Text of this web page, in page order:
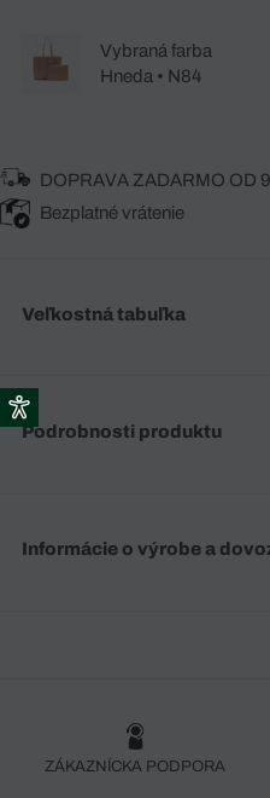
Vybraná farba
Hneda • N84
DOPRAVA ZADARMO OD
Bezplatné vrátenie
Veľkostná tabuľka
Podrobnosti produktu
Informácie o výrobe a
ZÁKAZNÍCKA PODPORA